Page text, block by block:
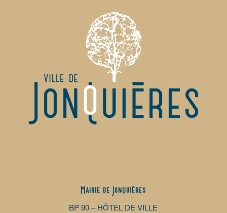
Mairie de Jonquières
BP 90 – HÔTEL DE VILLE